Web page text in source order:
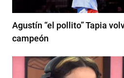
Agustín “el pollito” Tapia
campeón